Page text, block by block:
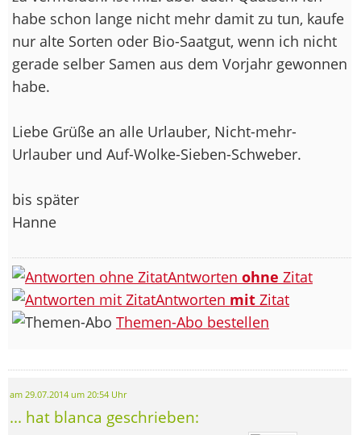
habe schon lange nicht mehr damit zu tun, kaufe
nur alte Sorten oder Bio-Saatgut, wenn ich nicht
gerade selber Samen aus dem Vorjahr gewonnen
habe.
Liebe Grüße an alle Urlauber, Nicht-mehr-
Urlauber und Auf-Wolke-Sieben-Schweber.
bis später
Hanne
Antworten ohne Zitat
Antworten mit Zitat
Themen-Abo bestellen
am 29.07.2014 um 20:54 Uhr
... hat blanca geschrieben: